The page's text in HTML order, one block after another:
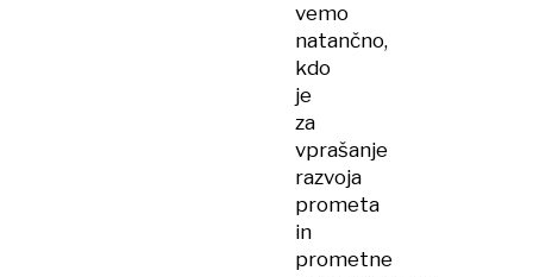
vemo
natančno,
kdo
je
za
vprašanje
razvoja
prometa
in
prometne